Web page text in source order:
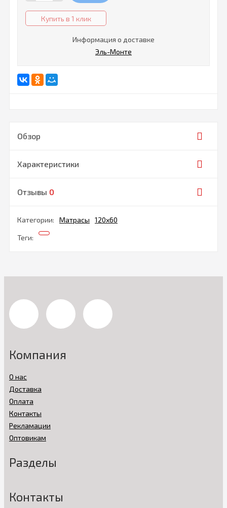
Купить в 1 клик
Информация о доставке
Эль-Монте
Обзор
Характеристики
Отзывы 0
Категории: Матрасы 120х60
Теги:
Компания
О нас
Доставка
Оплата
Контакты
Рекламации
Оптовикам
Разделы
Контакты